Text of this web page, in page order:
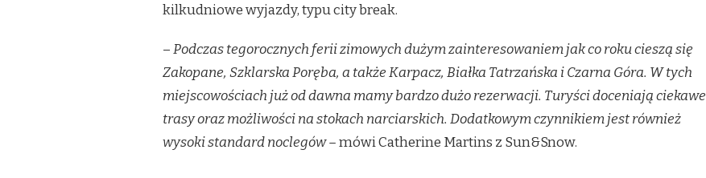
kilkudniowe wyjazdy, typu city break.
–Podczas tegorocznych ferii zimowych dużym zainteresowaniem jak co roku cieszą się
Zakopane, Szklarska Poręba, a także Karpacz, Białka Tatrzańska i Czarna Góra. W tych
miejscowościach już od dawna mamy bardzo dużo rezerwacji. Turyści doceniają ciekawe
trasy oraz możliwości na stokach narciarskich. Dodatkowym czynnikiem jest również
wysoki standard noclegów –mówi Catherine Martins z Sun&Snow.